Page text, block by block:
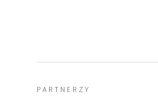
PARTNERZY